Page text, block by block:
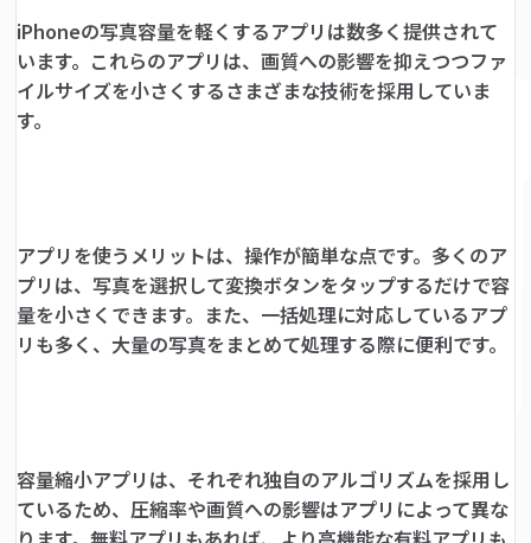
iPhoneの写真容量を軽くするアプリは数多く提供されて
います。これらのアプリは、画質への影響を抑えつつファ
イルサイズを小さくするさまざまな技術を採用していま
す。
アプリを使うメリットは、操作が簡単な点です。多くのア
プリは、写真を選択して変換ボタンをタップするだけで容
量を小さくできます。また、一括処理に対応しているアプ
リも多く、大量の写真をまとめて処理する際に便利です。
容量縮小アプリは、それぞれ独自のアルゴリズムを採用し
ているため、圧縮率や画質への影響はアプリによって異な